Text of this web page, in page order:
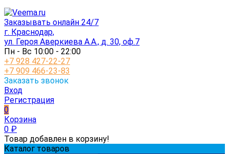
Заказывать онлайн 24/7
г. Краснодар,
ул. Героя Аверкиева А.А., д. 30, оф.7
Пн - Вс 10:00 - 22:00
+7 928 427-22-27
+7 909 466-23-83
Заказать звонок
Вход
Регистрация
0
Корзина
0 ₽
Товар добавлен в корзину!
Каталог товаров